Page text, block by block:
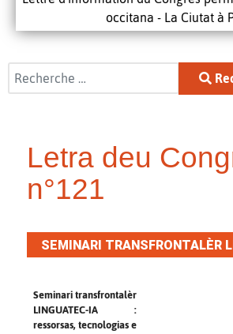
occitana - La Ciutat à
Rechercher
Letra deu
n°121
SEMINARI TRANSFRONTALÈR
Seminari transfrontalèr
LINGUATEC-IA :
ressorsas, tecnologias e